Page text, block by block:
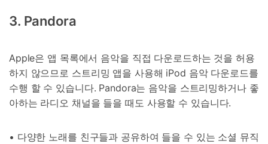
3. Pandora
Apple은 앱 목록에서 음악을 직접 다운로드하는 것을 허용
하지 않으므로 스트리밍 앱을 사용해 iPod 음악 다운로드를
수행 할 수 있습니다. Pandora는 음악을 스트리밍하거나 좋
아하는 라디오 채널을 들을 때도 사용할 수 있습니다.
• 다양한 노래를 친구들과 공유하여 들을 수 있는 소셜 뮤직